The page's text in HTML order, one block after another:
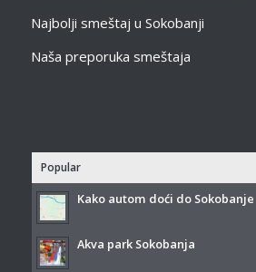
Najbolji smeštaj u Sokobanji
Naša preporuka smeštaja
Popular
Kako autom doći do Sokobanje
Akva park Sokobanja